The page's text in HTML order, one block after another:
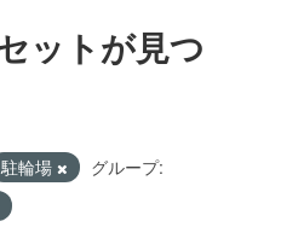
ットが見つ
駐輪場
グループ: